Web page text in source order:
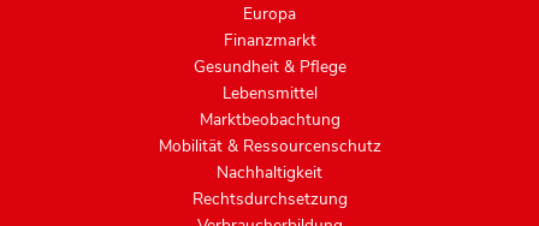
Europa
Finanzmarkt
Gesundheit & Pflege
Lebensmittel
Marktbeobachtung
Mobilität & Ressourcenschutz
Nachhaltigkeit
Rechtsdurchsetzung